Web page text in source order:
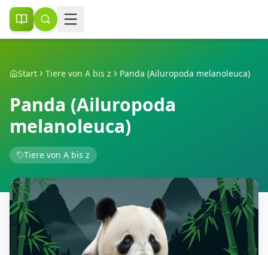
Start Tiere von A bis z Panda (Ailuropoda melanoleuca)
Panda (Ailuropoda
melanoleuca)
Tiere von A bis z